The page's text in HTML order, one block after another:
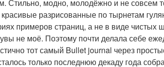
Стильно, модно, молодёжно и не совсем
красивые разрисованные по тырнетам
примеров страниц, а не в виде чистых
не моё. Поэтому почти делала себе
тот самый Bullet journal через
только последнюю декаду года